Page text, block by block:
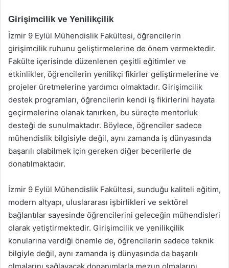
Girişimcilik ve Yenilikçilik
İzmir 9 Eylül Mühendislik Fakültesi, öğrencilerin
girişimcilik ruhunu geliştirmelerine de önem vermektedir.
Fakülte içerisinde düzenlenen çeşitli eğitimler ve
etkinlikler, öğrencilerin yenilikçi fikirler geliştirmelerine ve
projeler üretmelerine yardımcı olmaktadır. Girişimcilik
destek programları, öğrencilerin kendi iş fikirlerini hayata
geçirmelerine olanak tanırken, bu süreçte mentorluk
desteği de sunulmaktadır. Böylece, öğrenciler sadece
mühendislik bilgisiyle değil, aynı zamanda iş dünyasında
başarılı olabilmek için gereken diğer becerilerle de
donatılmaktadır.
İzmir 9 Eylül Mühendislik Fakültesi, sunduğu kaliteli eğitim,
modern altyapı, uluslararası işbirlikleri ve sektörel
bağlantılar sayesinde öğrencilerini geleceğin mühendisleri
olarak yetiştirmektedir. Girişimcilik ve yenilikçilik
konularına verdiği önemle de, öğrencilerin sadece teknik
bilgiyle değil, aynı zamanda iş dünyasında da başarılı